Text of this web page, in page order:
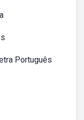
Português